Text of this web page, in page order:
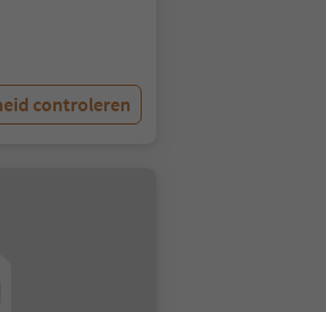
controleren